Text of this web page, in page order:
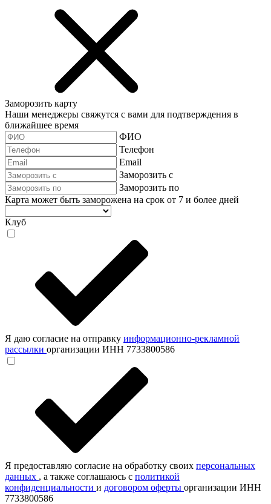
Заморозить карту
Наши менеджеры свяжутся с вами для подтверждения в
ближайшее время
ФИО
Телефон
Email
Заморозить с
Заморозить по
Карта может быть заморожена на срок от 7 и более дней
Клуб
Я даю согласие на отправку информационно-рекламной
рассылки организации ИНН 7733800586
Я предоставляю согласие на обработку своих персональных
данных , а также соглашаюсь с политикой
конфиденциальности и договором оферты организации ИНН
7733800586